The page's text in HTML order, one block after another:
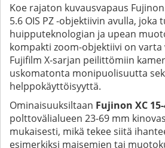
Koe rajaton kuvausvapaus
5.6 OIS PZ -objektiivin avulla, joka
huipputeknologian ja upean
kompakti zoom-objektiivi on
Fujifilm X-sarjan peilittömiin
uskomatonta monipuolisuutta
helppokäyttöisyyttä.
Ominaisuuksiltaan Fujinon XC
polttovälialueen 23-69 mm
mukaisesti, mikä tekee siitä
esimerkiksi maisemien tai